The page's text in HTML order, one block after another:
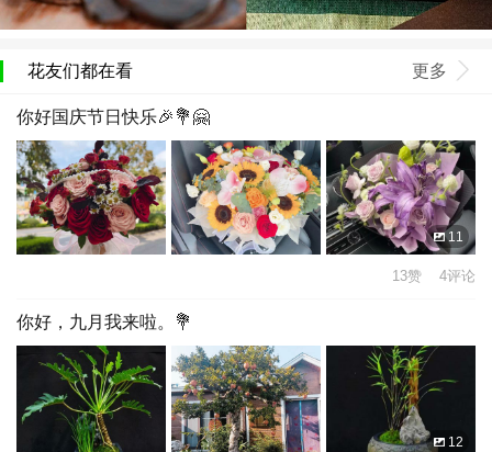
花友们都在看 更多
你好国庆节日快乐🎉💐🤗
11
13赞 4评论
你好，九月我来啦。💐
12